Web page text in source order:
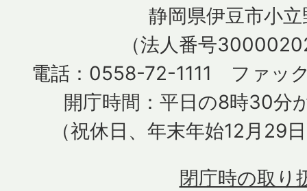
静岡県伊豆市小
（法人番号
電話：0558-72-1111 ファッ
開庁時間：平日の8時30分
（祝休日、年末年始12月29
閉庁時の取り